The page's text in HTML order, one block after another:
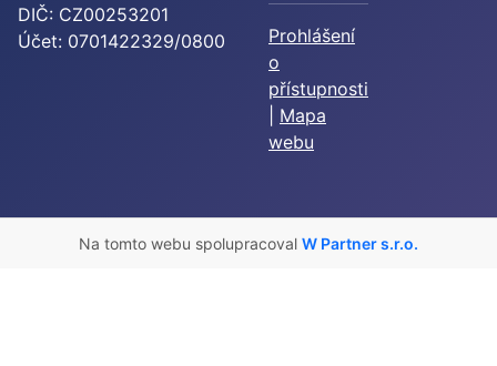
DIČ: CZ00253201
Účet: 0701422329/0800
Prohlášení
o
přístupnosti
Mapa
webu
Na tomto webu spolupracoval W Partner s.r.o.